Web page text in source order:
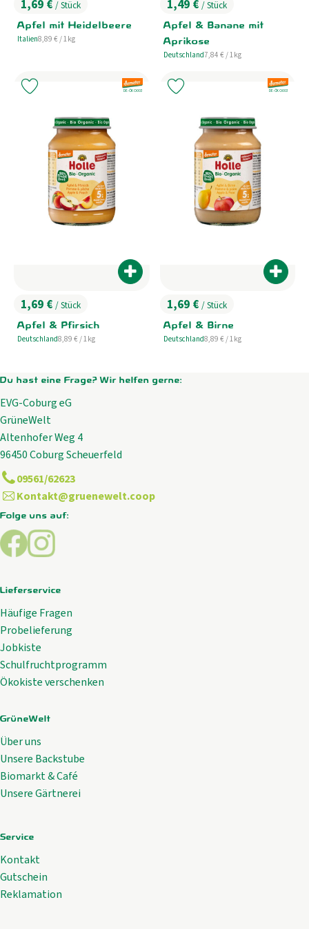
Aktuelles
B2B
, Preis:
1,69 € / Stück
Apfel mit Heidelbeere
, Herkunft:
Italien, Referenzpreis:
8,89 € / 1kg
, Preis:
1,49 € / Stück
Apfel & Banane mit
Aprikose
, Herkunft:
Deutschland, Referenzpreis:
7,84 € / 1kg
, Preis:
1,69 € / Stück
Apfel & Pfirsich
, Herkunft:
Deutschland, Referenzpreis:
8,89 € / 1kg
Produkt zum Warenkorb hinzufügen
, Verband:
, Kontrollstelle:
DE-ÖKO-003
Produkt zu Favouriten hinzufügen
, Preis:
1,69 € / Stück
Apfel & Birne
, Herkunft:
Deutschland, Referenzpreis:
8,89 € / 1kg
, Verband:
, Kontrollstelle:
DE-ÖKO-003
Produkt zu Favouriten hinzufügen
Du hast eine Frage? Wir helfen gerne:
EVG-Coburg eG
GrüneWelt
Altenhofer Weg 4
96450 Coburg Scheuerfeld
09561/62623
Kontakt@gruenewelt.coop
Folge uns auf:
Externer Link zu https://www.facebook.com/
Externer Link zu https://www.instagram.com/
Lieferservice
Häufige Fragen
Probelieferung
Jobkiste
Schulfruchtprogramm
Ökokiste verschenken
GrüneWelt
Über uns
Unsere Backstube
Biomarkt & Café
Unsere Gärtnerei
Service
Kontakt
Gutschein
Reklamation